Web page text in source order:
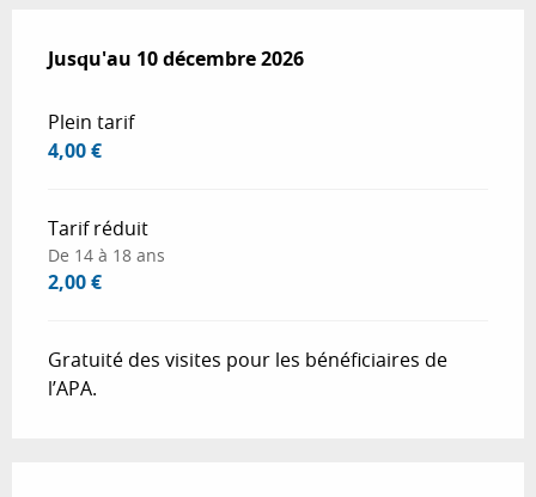
Du7 mai 2026au10 décembre 2026
Jusqu'au 10 décembre 2026
Plein tarif
4,00 €
Tarif réduit
De 14 à 18 ans
2,00 €
Gratuité des visites pour les bénéficiaires de
l’APA.